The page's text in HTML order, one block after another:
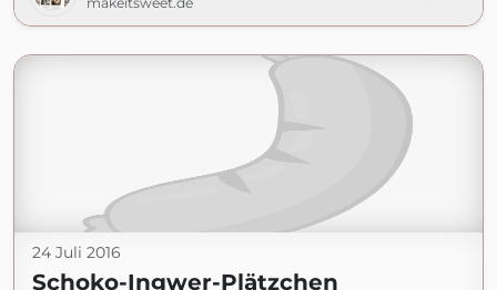
24 Juli 2016
Schoko-Ingwer-Plätzchen